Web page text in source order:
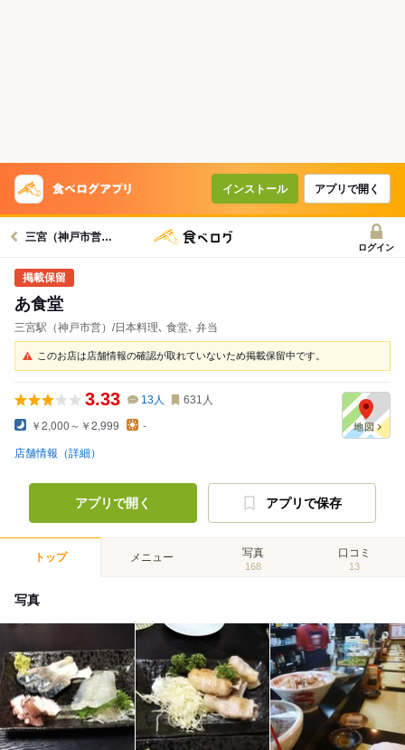
インストール アプリで開く
三宮（神戸市営）駅グルメへ
ログイン
あ食堂
三宮駅（神戸市営）/日本料理､ 食堂､ 弁当
このお店は店舗情報の確認が取れていないため掲載保留中です。
3.33 13人 631 人
￥2,000～￥2,999 -
店舗情報（詳細）
アプリで開く アプリで保存
トップ メニュー 写真
168
口コミ
13
写真